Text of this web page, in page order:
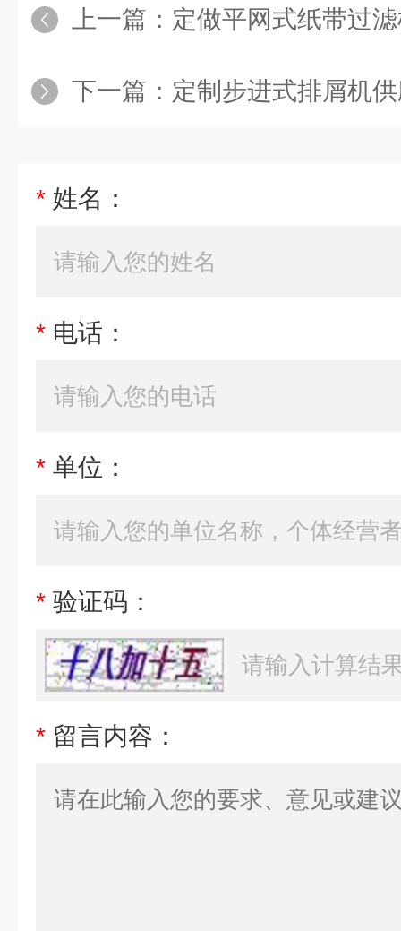
上一篇： 定做平网式纸带过
下一篇： 定制步进式排屑机
* 姓名：
* 电话：
* 单位：
* 验证码：
* 留言内容：